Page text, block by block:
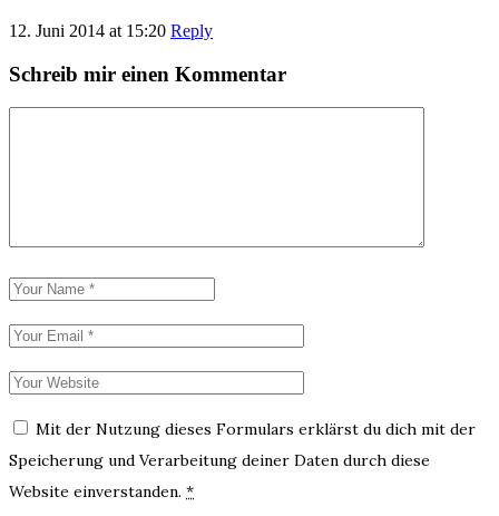
12. Juni 2014 at 15:20 Reply
Schreib mir einen Kommentar
Mit der Nutzung dieses Formulars erklärst du dich mit der
Speicherung und Verarbeitung deiner Daten durch diese
Website einverstanden. *